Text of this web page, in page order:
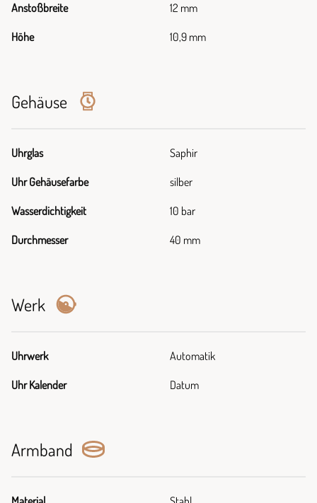
Anstoßbreite 12 mm
Höhe 10,9 mm
Gehäuse
Uhrglas Saphir
Uhr Gehäusefarbe silber
Wasserdichtigkeit 10 bar
Durchmesser 40 mm
Werk
Uhrwerk Automatik
Uhr Kalender Datum
Armband